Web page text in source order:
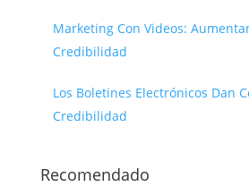
Marketing Con Videos:
Credibilidad
Los Boletines Electrónicos Dan
Credibilidad
Recomendado